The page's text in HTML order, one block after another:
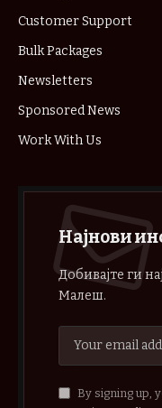
Customer Support
Bulk Packages
Newsletters
Sponsored News
Work With Us
Најнови
Добивајте ги
Малеш.
By signing up,